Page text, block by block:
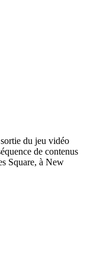
du jeu vidéo
de contenus
Square, à New